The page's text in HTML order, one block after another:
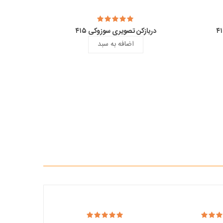
دربازکن تصویری سوزوکی ۴۱۵
اضافه به سبد